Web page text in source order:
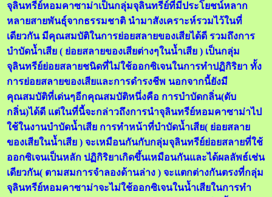
จุลินทรีย์หอมคาซาม่าเป็นกลุ่มจุลินทรีย์ที่มีประโยชน์หลาก
หลายสายพันธุ์จากธรรมชาติ นำมาสังเคราะห์รวมไว้ในที่
เดียวกัน มีคุณสมบัติในการย่อยสลายของเสียได้ดี รวมถึงการ
บำบัดน้ำเสีย ( ย่อยสลายของเสียต่างๆในน้ำเสีย ) เป็นกลุ่ม
จุลินทรีย์ย่อยสลายชนิดที่ไม่ใช้ออกซิเจนในการทำปฏิกิริยา ทั้ง
การย่อยสลายของเสียและการดำรงชีพ นอกจากนี้ยังมี
คุณสมบัติที่เด่นๆอีกคุณสมบัติหนึ่งคือ การบำบัดกลิ่น(ดับ
กลิ่น)ได้ดี แต่ในที่นี้จะกล่าวถึงการนำจุลินทรีย์หอมคาซาม่าไป
ใช้ในงานบำบัดน้ำเสีย การทำหน้าที่บำบัดน้ำเสีย( ย่อยสลาย
ของเสียในน้ำเสีย ) จะเหมือนกันกับกลุ่มจุลินทรีย์ย่อยสลายที่ใช้
ออกซิเจนเป็นหลัก ปฏิกิริยาเกิดขึ้นเหมือนกันและได้ผลลัพธ์เช่น
เดียวกัน( ตามสมการจำลองด้านล่าง ) จะแตกต่างกันตรงที่กลุ่ม
จุลินทรีย์หอมคาซาม่าจะไม่ใช้ออกซิเจนในน้ำเสียในการทำ